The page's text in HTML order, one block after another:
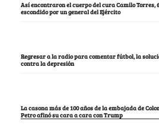
Así encontraron el cuerpo del cura Camilo Torres,
escondido por un general del Ejército
Regresar a la radio para comentar fútbol, la
contra la depresión
La casona más de 100 años de la embajada de
Petro afinó su cara a cara con Trump